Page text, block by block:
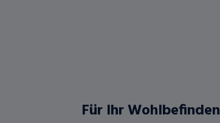
Für Ihr Wohlbefinden